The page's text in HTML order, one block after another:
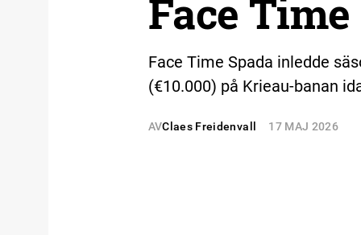
Face
Face Time Spada inledde
(€10.000) på Krieau-banan
AVClaes Freidenvall 17 MAJ 2026